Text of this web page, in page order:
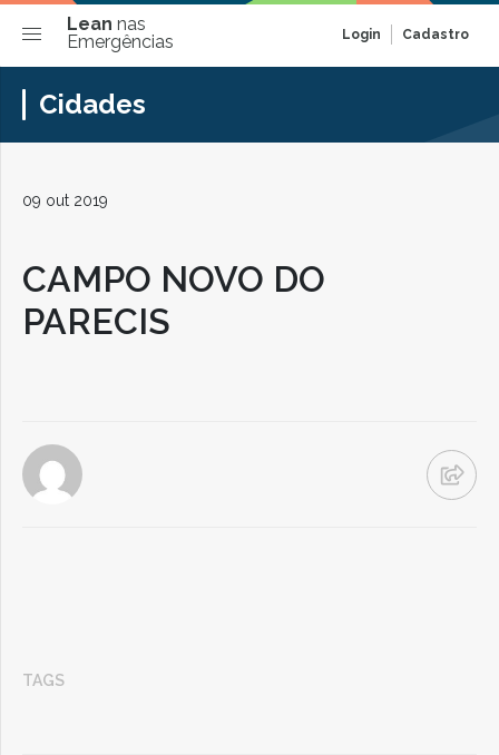
Lean nas
Emergências
Login Cadastro
Cidades
09 out 2019
CAMPO NOVO DO
PARECIS
TAGS